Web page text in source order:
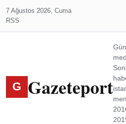
7 Ağustos 2026, Cuma
RSS
G Gazeteport